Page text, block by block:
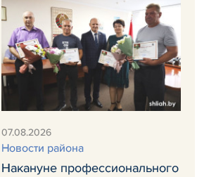
07.08.2026
Новости района
Накануне профессионального